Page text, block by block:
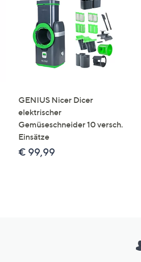
GENIUS Nicer Dicer
elektrischer
Gemüseschneider 10 versch.
Einsätze
€ 99,99